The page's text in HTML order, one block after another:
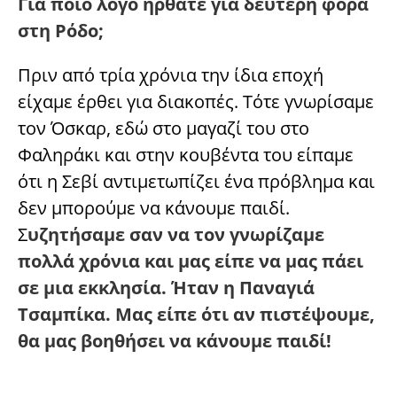
στη Ρόδο;
Πριν από τρία χρόνια την ίδια εποχή
είχαμε έρθει για διακοπές. Τότε γνωρίσαμε
τον Όσκαρ, εδώ στο μαγαζί του στο
Φαληράκι και στην κουβέντα του είπαμε
ότι η Σεβί αντιμετωπίζει ένα πρόβλημα και
δεν μπορούμε να κάνουμε παιδί.
Συζητήσαμε σαν να τον γνωρίζαμε
πολλά χρόνια και μας είπε να μας πάει
σε μια εκκλησία. Ήταν η Παναγιά
Τσαμπίκα. Μας είπε ότι αν πιστέψουμε,
θα μας βοηθήσει να κάνουμε παιδί!